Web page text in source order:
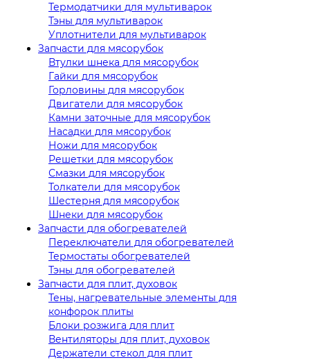
Термодатчики для мультиварок
Тэны для мультиварок
Уплотнители для мультиварок
Запчасти для мясорубок
Втулки шнека для мясорубок
Гайки для мясорубок
Горловины для мясорубок
Двигатели для мясорубок
Камни заточные для мясорубок
Насадки для мясорубок
Ножи для мясорубок
Решетки для мясорубок
Смазки для мясорубок
Толкатели для мясорубок
Шестерня для мясорубок
Шнеки для мясорубок
Запчасти для обогревателей
Переключатели для обогревателей
Термостаты обогревателей
Тэны для обогревателей
Запчасти для плит, духовок
Тены, нагревательные элементы для
конфорок плиты
Блоки розжига для плит
Вентиляторы для плит, духовок
Держатели стекол для плит